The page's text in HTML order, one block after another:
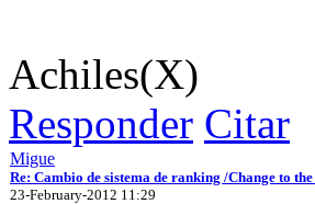
Achiles(X)
Responder Citar
Migue
Re: Cambio de sistema de ranking /Change to
23-February-2012 11:29